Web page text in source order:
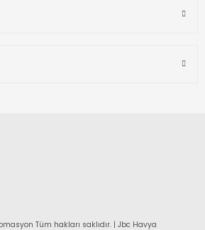
Tüm hakları saklıdır. | Jbc Havya